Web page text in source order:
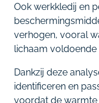
Ook werkkledij en
verhogen, vooral
lichaam
Dankzij deze
identificeren en
voordat de